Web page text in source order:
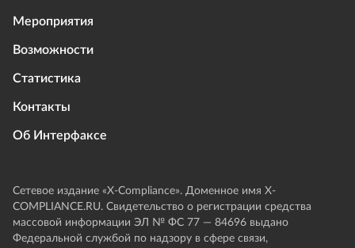
Мероприятия
Возможности
Статистика
Контакты
Об Интерфаксе
Сетевое издание «Х-Compliance». Доменное имя X-
COMPLIANCE.RU. Свидетельство о регистрации средства
массовой информации ЭЛ № ФС 77 — 84696 выдано
Федеральной службой по надзору в сфере связи,